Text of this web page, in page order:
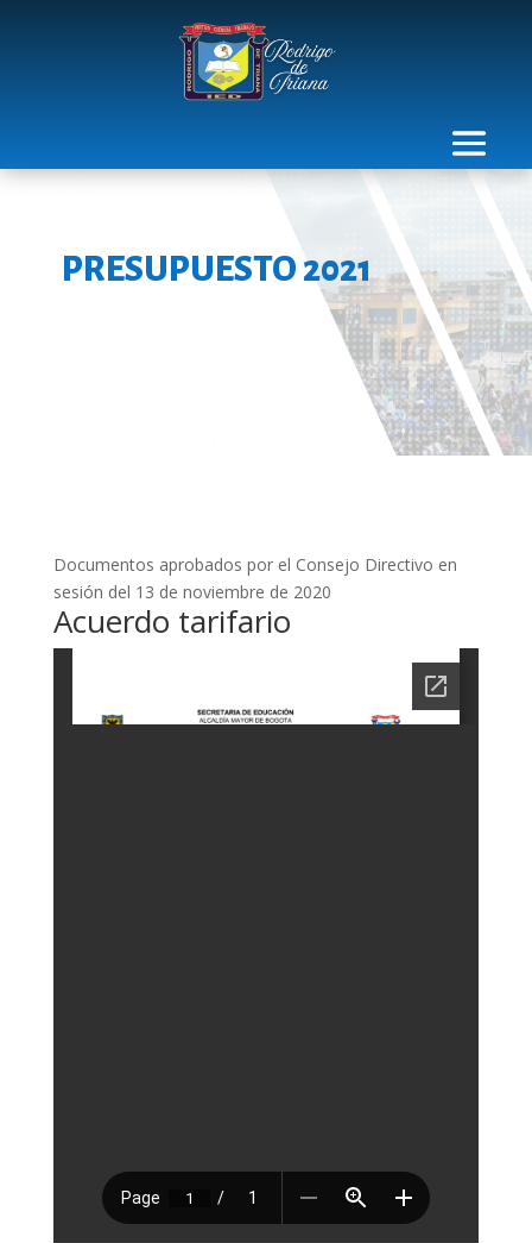
PRESUPUESTO 2021
Documentos aprobados por el Consejo Directivo en
sesión del 13 de noviembre de 2020
Acuerdo tarifario